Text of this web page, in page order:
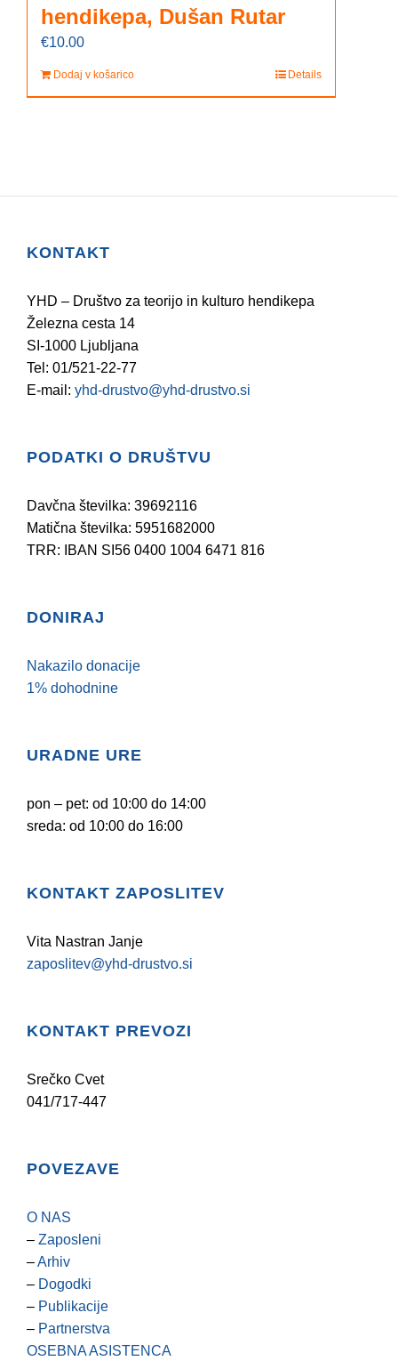
hendikepa, Dušan Rutar
€10.00
Dodaj v košarico Details
KONTAKT
YHD – Društvo za teorijo in kulturo hendikepa
Železna cesta 14
SI-1000 Ljubljana
Tel: 01/521-22-77
E-mail: yhd-drustvo@yhd-drustvo.si
PODATKI O DRUŠTVU
Davčna številka: 39692116
Matična številka: 5951682000
TRR: IBAN SI56 0400 1004 6471 816
DONIRAJ
Nakazilo donacije
1% dohodnine
URADNE URE
pon – pet: od 10:00 do 14:00
sreda: od 10:00 do 16:00
KONTAKT ZAPOSLITEV
Vita Nastran Janje
zaposlitev@yhd-drustvo.si
KONTAKT PREVOZI
Srečko Cvet
041/717-447
POVEZAVE
O NAS
– Zaposleni
–Arhiv
– Dogodki
– Publikacije
– Partnerstva
OSEBNA ASISTENCA